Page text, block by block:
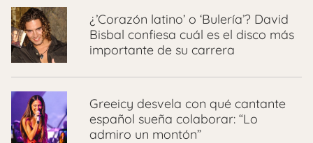
¿’Corazón latino’ o ‘Bulería’? David
Bisbal confiesa cuál es el disco más
importante de su carrera
Greeicy desvela con qué cantante
español sueña colaborar: “Lo
admiro un montón”